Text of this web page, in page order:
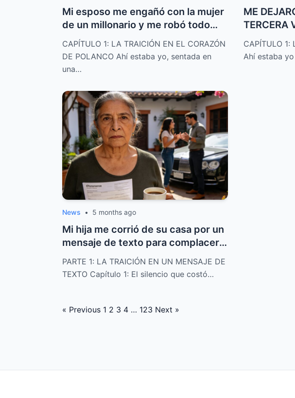
Mi esposo me engañó con la mujer
de un millonario y me robó todo
usand...
CAPÍTULO 1: LA TRAICIÓN EN EL CORAZÓN
DE POLANCO Ahí estaba yo, sentada en
una…
ME
TERCERA
CIVIL Y,
CAPÍTULO 1:
Ahí estaba
News • 5 months ago
Mi hija me corrió de su casa por un
mensaje de texto para complacer a
...
PARTE 1: LA TRAICIÓN EN UN MENSAJE DE
TEXTO Capítulo 1: El silencio que costó…
Posts
« Previous 1 2 3 4 … 123 Next »